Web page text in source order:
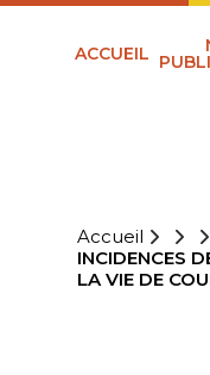
ACCUEIL
Accueil
INCIDENCES
LA VIE DE